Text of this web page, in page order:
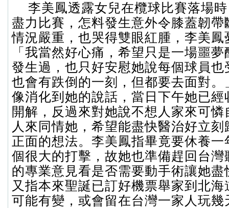
李美鳳透露女兒在欖球比賽落場
盡力比賽，怎料發生意外令膝蓋韌
情況嚴重，也哭得雙眼紅腫，李美鳳
「我當然好心痛，希望只是一場噩
發生過，也只好安慰她說每個球員
也會有跌倒的一刻，但都要去面對
像消化到她的說話，當日下午她已
開解，反過來對她說不想人家來可
人來同情她，希望能盡快醫治好立
正面的想法。李美鳳指畢竟要休養
個很大的打擊，故她也準備趕回台
的專業意見看是否需要動手術讓她
又指本來聖誕已訂好機票舉家到北
可能有變，或會留在台灣一家人玩幾